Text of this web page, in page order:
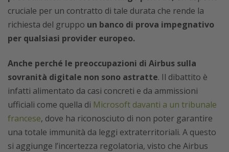
cruciale per un contratto di tale durata che rende la
richiesta del gruppo un banco di prova impegnativo
per qualsiasi provider europeo.
Anche perché le preoccupazioni di Airbus sulla
sovranità digitale non sono astratte. Il dibattito è
infatti alimentato da casi concreti e da ammissioni
ufficiali come quella di Microsoft davanti a un tribunale
francese, dove ha riconosciuto di non poter garantire
una totale immunità da leggi extraterritoriali. A questo
si aggiunge l’incertezza regolatoria, visto che Airbus